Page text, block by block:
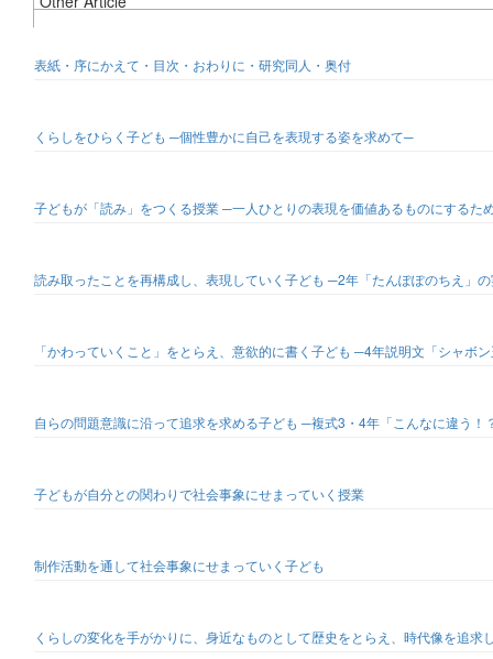
表紙・序にかえて・目次・おわりに・研究同人・奥付
くらしをひらく子ども ─個性豊かに自己を表現する姿を求めて─
子どもが「読み」をつくる授業 ─一人ひとりの表現を価値あるものにするた
読み取ったことを再構成し、表現していく子ども ─2年「たんぽぽのちえ」
「かわっていくこと」をとらえ、意欲的に書く子ども ─4年説明文「シャボ
自らの問題意識に沿って追求を求める子ども ─複式3・4年「こんなに違う
子どもが自分との関わりで社会事象にせまっていく授業
制作活動を通して社会事象にせまっていく子ども
くらしの変化を手がかりに、身近なものとして歴史をとらえ、時代像を追求